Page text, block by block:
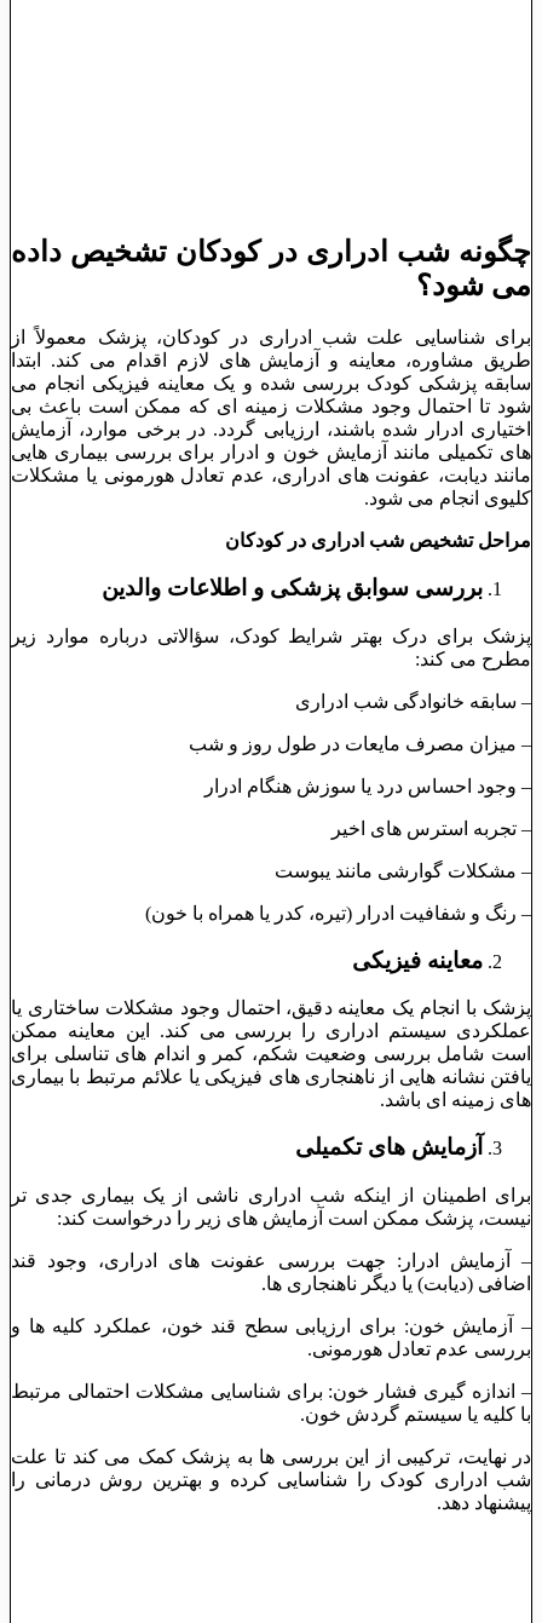
چگونه شب ‌ادراری در کودکان تشخیص داده
می ‌شود؟
برای شناسایی علت شب ‌ادراری در کودکان، پزشک معمولاً از
طریق مشاوره، معاینه و آزمایش ‌های لازم اقدام می ‌کند. ابتدا
سابقه پزشکی کودک بررسی شده و یک معاینه فیزیکی انجام می
‌شود تا احتمال وجود مشکلات زمینه ‌ای که ممکن است باعث بی
‌اختیاری ادرار شده باشند، ارزیابی گردد. در برخی موارد، آزمایش‌
های تکمیلی مانند آزمایش خون و ادرار برای بررسی بیماری ‌هایی
مانند دیابت، عفونت ‌های ادراری، عدم تعادل هورمونی یا مشکلات
کلیوی انجام می ‌شود.
مراحل تشخیص شب ‌ادراری در کودکان
بررسی سوابق پزشکی و اطلاعات والدین
پزشک برای درک بهتر شرایط کودک، سؤالاتی درباره موارد زیر
مطرح می‌ کند:
– سابقه خانوادگی شب ‌ادراری
– میزان مصرف مایعات در طول روز و شب
– وجود احساس درد یا سوزش هنگام ادرار
– تجربه استرس ‌های اخیر
– مشکلات گوارشی مانند یبوست
– رنگ و شفافیت ادرار (تیره، کدر یا همراه با خون)
معاینه فیزیکی
پزشک با انجام یک معاینه دقیق، احتمال وجود مشکلات ساختاری یا
عملکردی سیستم ادراری را بررسی می‌ کند. این معاینه ممکن
است شامل بررسی وضعیت شکم، کمر و اندام‌ های تناسلی برای
یافتن نشانه ‌هایی از ناهنجاری ‌های فیزیکی یا علائم مرتبط با بیماری
‌های زمینه ‌ای باشد.
آزمایش‌ های تکمیلی
برای اطمینان از اینکه شب ‌ادراری ناشی از یک بیماری جدی ‌تر
نیست، پزشک ممکن است آزمایش ‌های زیر را درخواست کند:
– آزمایش ادرار: جهت بررسی عفونت‌ های ادراری، وجود قند
اضافی (دیابت) یا دیگر ناهنجاری ‌ها.
– آزمایش خون: برای ارزیابی سطح قند خون، عملکرد کلیه ‌ها و
بررسی عدم تعادل هورمونی.
– اندازه ‌گیری فشار خون: برای شناسایی مشکلات احتمالی مرتبط
با کلیه یا سیستم گردش خون.
در نهایت، ترکیبی از این بررسی‌ ها به پزشک کمک می ‌کند تا علت
شب ‌ادراری کودک را شناسایی کرده و بهترین روش درمانی را
پیشنهاد دهد.